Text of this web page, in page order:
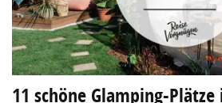
11 schöne Glamping-